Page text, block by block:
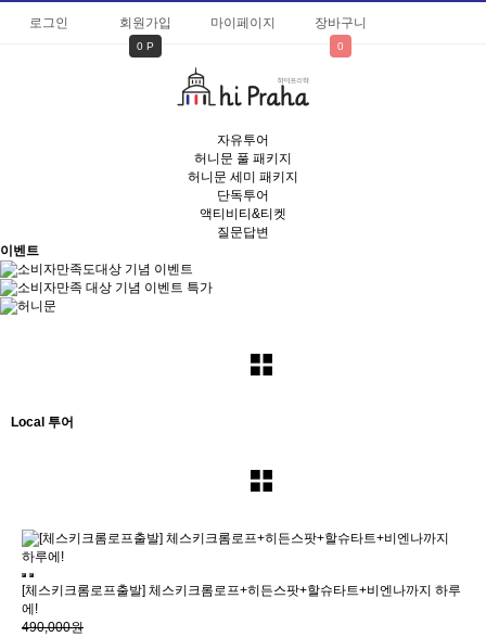
로그인 회원가입
0 P
마이페이지 장바구니
0
자유투어
허니문 풀 패키지
허니문 세미 패키지
단독투어
액티비티&티켓
질문답변
이벤트
Local 투어
[체스키크롬로프출발] 체스키크롬로프+히든스팟+할슈타트+비엔나까지 하루
에!
490,000원